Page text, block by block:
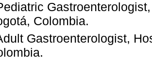
Colombia.
Gastroenterologist,